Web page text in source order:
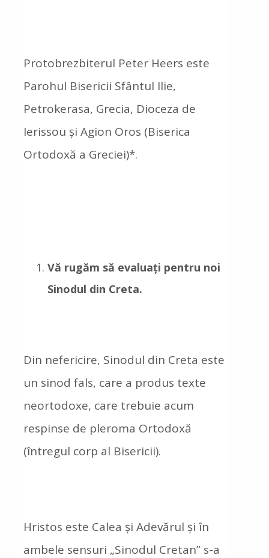
Protobrezbiterul Peter Heers este
Parohul Bisericii Sfântul Ilie,
Petrokerasa, Grecia, Dioceza de
Ierissou și Agion Oros (Biserica
Ortodoxă a Greciei)*.
Vă rugăm să evaluați pentru noi
Sinodul din Creta.
Din nefericire, Sinodul din Creta este
un sinod fals, care a produs texte
neortodoxe, care trebuie acum
respinse de pleroma Ortodoxă
(întregul corp al Bisericii).
Hristos este Calea și Adevărul și în
ambele sensuri „Sinodul Cretan” s-a